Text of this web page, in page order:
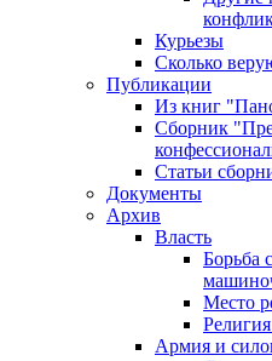
Курьезы
Сколько
Публикации
Из книг
Сборник
Статьи
Документы
Архив
Власть
Борьба
Место
Армия и